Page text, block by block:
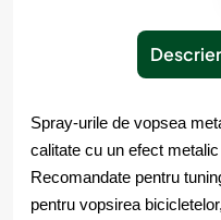
Spray-urile de vopsea
calitate cu un efect
Recomandate pentru
pentru vopsirea